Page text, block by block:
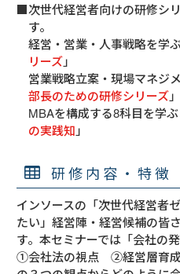
■次世代経営者向けの研修シ
す。
経営・営業・人事戦略を学
リーズ」
営業戦略立案・現場マネジ
部長のための研修シリーズ」
MBAを構成する8科目を学
の実践知」
研修内容・特徴
インソースの「次世代経営者
たい」経営陣・経営候補の皆
す。本セミナーでは「会社の
①会社法の視点 ②経営層育